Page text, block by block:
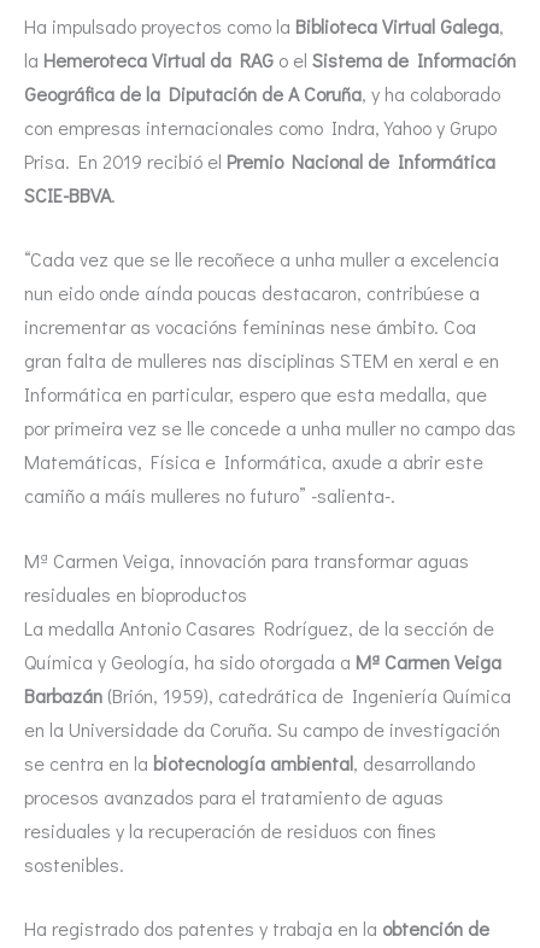
Ha impulsado proyectos como la Biblioteca Virtual Galega,
la Hemeroteca Virtual da RAG o el Sistema de Información
Geográfica de la Diputación de A Coruña, y ha colaborado
con empresas internacionales como Indra, Yahoo y Grupo
Prisa. En 2019 recibió el Premio Nacional de Informática
SCIE-BBVA.
“Cada vez que se lle recoñece a unha muller a excelencia
nun eido onde aínda poucas destacaron, contribúese a
incrementar as vocacións femininas nese ámbito. Coa
gran falta de mulleres nas disciplinas STEM en xeral e en
Informática en particular, espero que esta medalla, que
por primeira vez se lle concede a unha muller no campo das
Matemáticas, Física e Informática, axude a abrir este
camiño a máis mulleres no futuro” -salienta-.
Mª Carmen Veiga, innovación para transformar aguas
residuales en bioproductos
La medalla Antonio Casares Rodríguez, de la sección de
Química y Geología, ha sido otorgada a Mª Carmen Veiga
Barbazán (Brión, 1959), catedrática de Ingeniería Química
en la Universidade da Coruña. Su campo de investigación
se centra en la biotecnología ambiental, desarrollando
procesos avanzados para el tratamiento de aguas
residuales y la recuperación de residuos con fines
sostenibles.
Ha registrado dos patentes y trabaja en la obtención de